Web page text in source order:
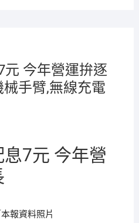
元 今年營運拚逐
手臂,無線充電
7元 今年營
報資料照片